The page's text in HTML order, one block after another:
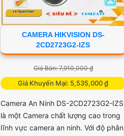
CAMERA HIKVISION DS-
2CD2723G2-IZS
Giá Bán: 7,910,000 ₫
Giá Khuyến Mại: 5,535,000 ₫
Camera An Ninh DS-2CD2723G2-IZS
là một Camera chất lượng cao trong
lĩnh vực camera an ninh. Với độ phân